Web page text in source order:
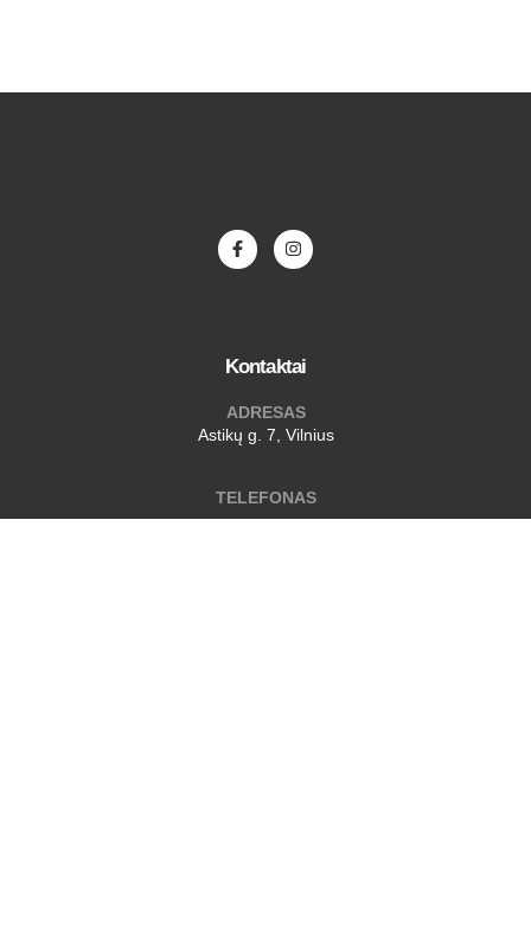
Kontaktai
ADRESAS
Astikų g. 7, Vilnius
TELEFONAS
+37067247424